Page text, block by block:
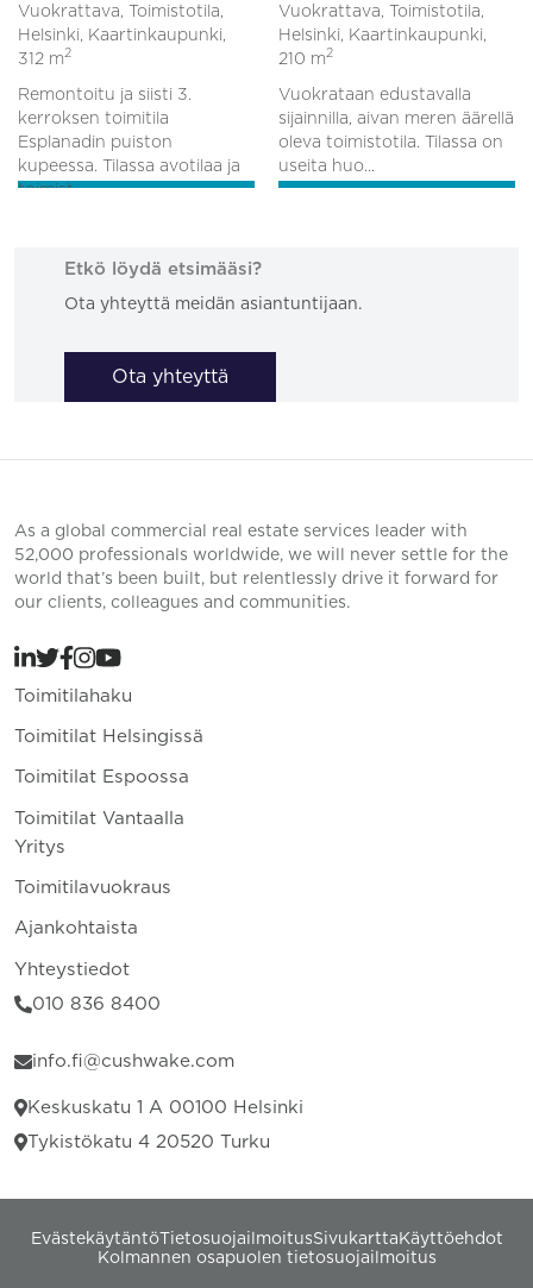
Vuokrattava, Toimistotila,
Helsinki, Kaartinkaupunki,
312 m2
Remontoitu ja siisti 3.
kerroksen toimitila
Esplanadin puiston
kupeessa. Tilassa avotilaa ja
toimist...
Vuokrattava, Toimistotila,
Helsinki, Kaartinkaupunki,
210 m2
Vuokrataan edustavalla
sijainnilla, aivan meren äärellä
oleva toimistotila. Tilassa on
useita huo...
Etkö löydä etsimääsi?
Ota yhteyttä meidän asiantuntijaan.
Ota yhteyttä
As a global commercial real estate services leader with
52,000 professionals worldwide, we will never settle for the
world that’s been built, but relentlessly drive it forward for
our clients, colleagues and communities.
Toimitilahaku
Toimitilat Helsingissä
Toimitilat Espoossa
Toimitilat Vantaalla
Yritys
Toimitilavuokraus
Ajankohtaista
Yhteystiedot
010 836 8400
info.fi@cushwake.com
Keskuskatu 1 A 00100 Helsinki
Tykistökatu 4 20520 Turku
EvästekäytäntöTietosuojailmoitusSivukartta Käyttöehdot
Kolmannen osapuolen tietosuojailmoitus